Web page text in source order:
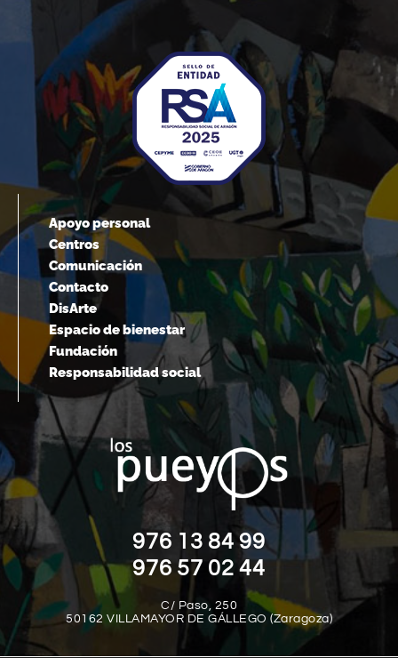
Apoyo personal
Centros
Comunicación
Contacto
DisArte
Espacio de bienestar
Fundación
Responsabilidad social
976 13 84 99
976 57 02 44
C/ Paso, 250
50162 VILLAMAYOR DE GÁLLEGO (Zaragoza)